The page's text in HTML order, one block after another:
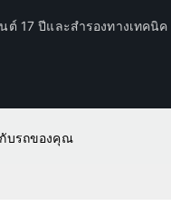
ต์ 17 ปีและสำรองทางเทคนิค
กับรถของคุณ